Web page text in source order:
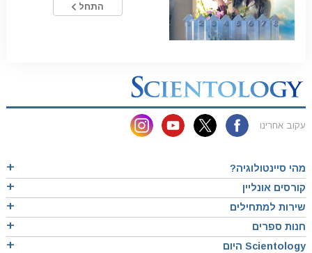
התחל
עקוב אחרינו
מהי סיינטולוגיה?
קורסים אונליין
שירות למתחילים
חנות ספרים
Scientology היום